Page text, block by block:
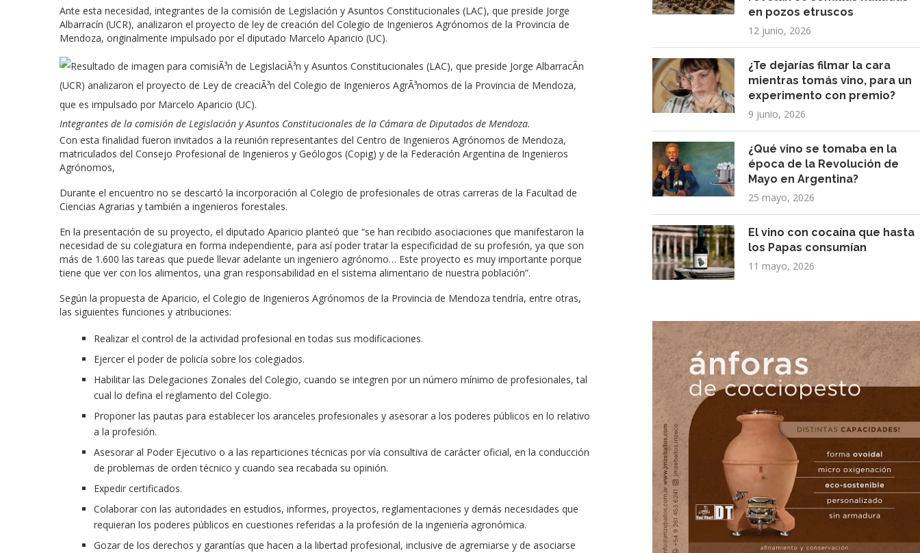
Ante esta necesidad, integrantes de la comisión de Legislación y Asuntos Constitucionales (LAC), que preside Jorge
Albarracín (UCR), analizaron el proyecto de ley de creación del Colegio de Ingenieros Agrónomos de la Provincia de
Mendoza, originalmente impulsado por el diputado Marcelo Aparicio (UC).
Integrantes de la comisión de Legislación y Asuntos Constitucionales de la Cámara de Diputados de Mendoza.
Con esta finalidad fueron invitados a la reunión representantes del Centro de Ingenieros Agrónomos de Mendoza,
matriculados del Consejo Profesional de Ingenieros y Geólogos (Copig) y de la Federación Argentina de Ingenieros
Agrónomos,
Durante el encuentro no se descartó la incorporación al Colegio de profesionales de otras carreras de la Facultad de
Ciencias Agrarias y también a ingenieros forestales.
En la presentación de su proyecto, el diputado Aparicio planteó que “se han recibido asociaciones que manifestaron la
necesidad de su colegiatura en forma independiente, para así poder tratar la especificidad de su profesión, ya que son
más de 1.600 las tareas que puede llevar adelante un ingeniero agrónomo… Este proyecto es muy importante porque
tiene que ver con los alimentos, una gran responsabilidad en el sistema alimentario de nuestra población”.
Según la propuesta de Aparicio, el Colegio de Ingenieros Agrónomos de la Provincia de Mendoza tendría, entre otras,
las siguientes funciones y atribuciones:
Realizar el control de la actividad profesional en todas sus modificaciones.
Ejercer el poder de policía sobre los colegiados.
Habilitar las Delegaciones Zonales del Colegio, cuando se integren por un número mínimo de profesionales, tal
cual lo defina el reglamento del Colegio.
Proponer las pautas para establecer los aranceles profesionales y asesorar a los poderes públicos en lo relativo
a la profesión.
Asesorar al Poder Ejecutivo o a las reparticiones técnicas por vía consultiva de carácter oficial, en la conducción
de problemas de orden técnico y cuando sea recabada su opinión.
Expedir certificados.
Colaborar con las autoridades en estudios, informes, proyectos, reglamentaciones y demás necesidades que
requieran los poderes públicos en cuestiones referidas a la profesión de la ingeniería agronómica.
Gozar de los derechos y garantías que hacen a la libertad profesional, inclusive de agremiarse y de asociarse
en pozos etruscos
12 junio, 2026
¿Te dejarías filmar la cara
mientras tomás vino, para un
experimento con premio?
9 junio, 2026
¿Qué vino se tomaba en la
época de la Revolución de
Mayo en Argentina?
25 mayo, 2026
El vino con cocaína que hasta
los Papas consumían
11 mayo, 2026